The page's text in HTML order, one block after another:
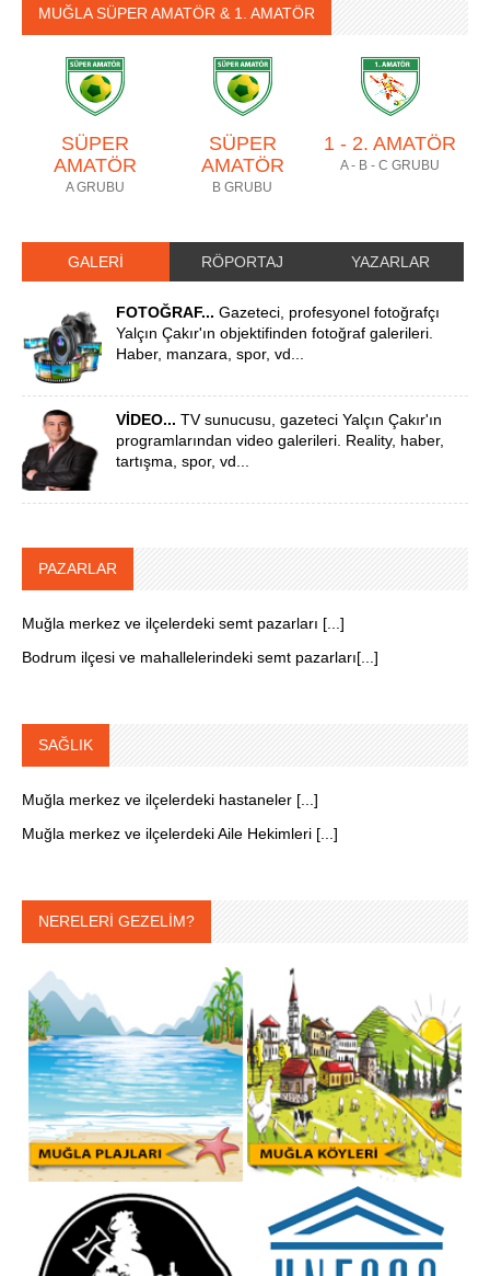
MUĞLA SÜPER AMATÖR & 1. AMATÖR
SÜPER
AMATÖR
A GRUBU
SÜPER
AMATÖR
B GRUBU
1 - 2. AMATÖR
A - B - C GRUBU
GALERİ RÖPORTAJ YAZARLAR
FOTOĞRAF... Gazeteci, profesyonel fotoğrafçı
Yalçın Çakır'ın objektifinden fotoğraf galerileri.
Haber, manzara, spor, vd...
VİDEO... TV sunucusu, gazeteci Yalçın Çakır'ın
programlarından video galerileri. Reality, haber,
tartışma, spor, vd...
PAZARLAR
Muğla merkez ve ilçelerdeki semt pazarları [...]
Bodrum ilçesi ve mahallelerindeki semt pazarları[...]
SAĞLIK
Muğla merkez ve ilçelerdeki hastaneler [...]
Muğla merkez ve ilçelerdeki Aile Hekimleri [...]
NERELERİ GEZELİM?